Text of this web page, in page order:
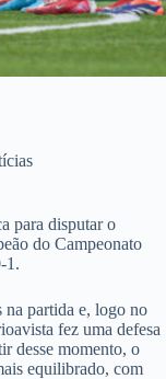
para disputar o
do Campeonato
1.
partida e, logo no
fez uma defesa
desse momento, o
equilibrado, com